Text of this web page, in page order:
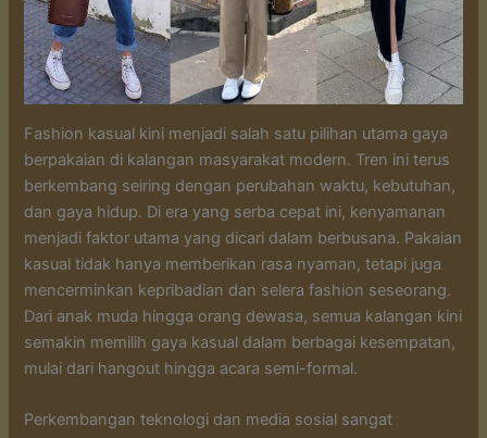
Fashion kasual kini menjadi salah satu pilihan utama gaya
berpakaian di kalangan masyarakat modern. Tren ini terus
berkembang seiring dengan perubahan waktu, kebutuhan,
dan gaya hidup. Di era yang serba cepat ini, kenyamanan
menjadi faktor utama yang dicari dalam berbusana. Pakaian
kasual tidak hanya memberikan rasa nyaman, tetapi juga
mencerminkan kepribadian dan selera fashion seseorang.
Dari anak muda hingga orang dewasa, semua kalangan kini
semakin memilih gaya kasual dalam berbagai kesempatan,
mulai dari hangout hingga acara semi-formal.
Perkembangan teknologi dan media sosial sangat